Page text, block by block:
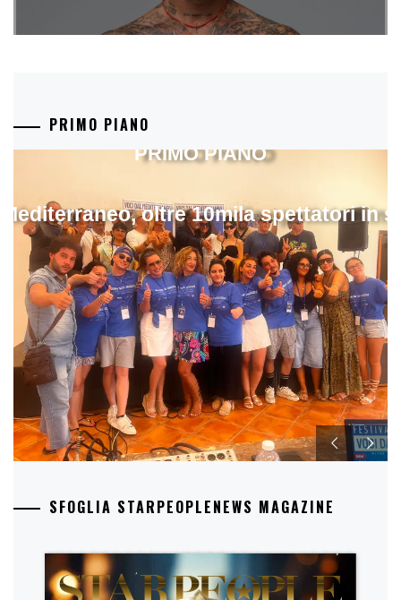
PRIMO PIANO
oltre 10mila spettatori in
PRIMO PIANO
SFOGLIA STARPEOPLENEWS MAGAZINE